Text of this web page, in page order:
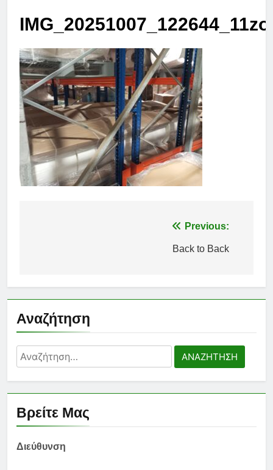
Previous:
Back to Back
Αναζήτηση
Αναζήτηση
για:
Βρείτε Μας
Διεύθυνση